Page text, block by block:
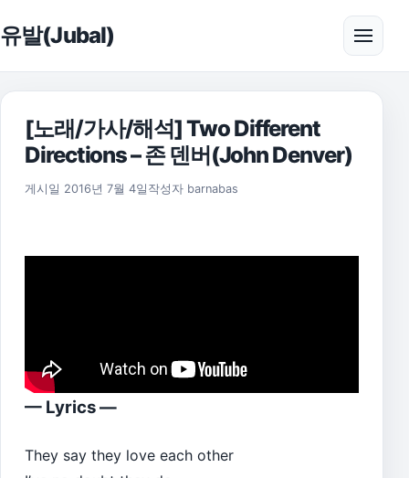
유발(Jubal) 메뉴
[노래/가사/해석] Two Different
Directions – 존 덴버(John Denver)
게시일 2016년 7월 4일 2021년 7월 31일
작성자 barnabas
— Lyrics —
They say they love each other